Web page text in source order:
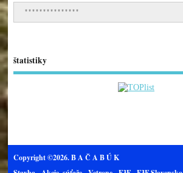
***************
štatistiky
Copyright ©2026. B A Č A B Ú K